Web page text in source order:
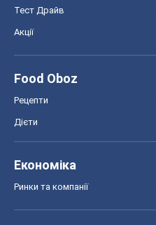
Тест Драйв
Акції
Food Oboz
Рецепти
Дієти
Економіка
Ринки та компанії